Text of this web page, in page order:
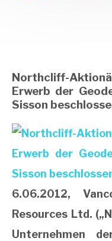
Northcliff-
Erwerb der
Sisson
6.06.2012,
Resources Ltd.
Unternehmen